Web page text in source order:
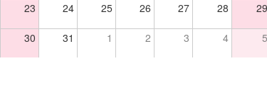
23 24 25 26 27 28 29
30 31 1 2 3 4 5